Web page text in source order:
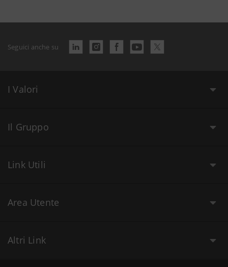
Seguici anche su
I Valori
Il Gruppo
Link Utili
Area Utente
Altri Link